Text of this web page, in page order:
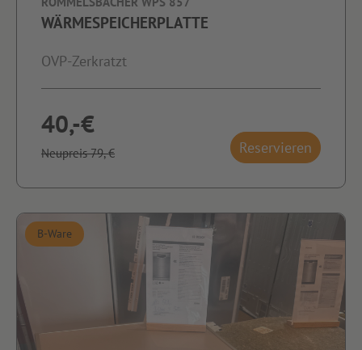
WÄRMESPEICHERPLATTE
OVP-Zerkratzt
40,-€
Neupreis 79,-€ Reservieren
B-Ware